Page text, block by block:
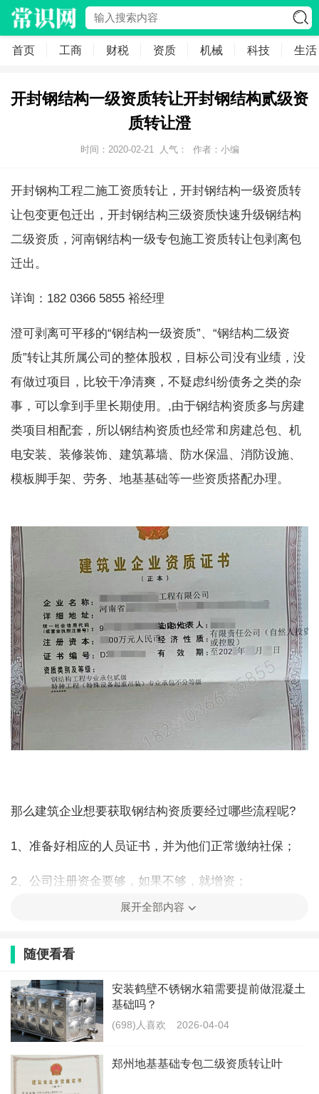
首页 工商 财税 资质 机械 科技 生活
开封钢结构一级资质转让开封钢结构贰级资
质转让澄
时间：2020-02-21 人气： 作者：小编
开封钢构工程二施工资质转让，开封钢结构一级资质转
让包变更包迁出，开封钢结构三级资质快速升级钢结构
二级资质，河南钢结构一级专包施工资质转让包剥离包
迁出。
详询：182 0366 5855 裕经理
澄可剥离可平移的“钢结构一级资质”、“钢结构二级资
质”转让其所属公司的整体股权，目标公司没有业绩，没
有做过项目，比较干净清爽，不疑虑纠纷债务之类的杂
事，可以拿到手里长期使用。,由于钢结构资质多与房建
类项目相配套，所以钢结构资质也经常和房建总包、机
电安装、装修装饰、建筑幕墙、防水保温、消防设施、
模板脚手架、劳务、地基基础等一些资质搭配办理。
那么建筑企业想要获取钢结构资质要经过哪些流程呢?
1、准备好相应的人员证书，并为他们正常缴纳社保；
2、公司注册资金要够，如果不够，就增资；
3、采购好相应的机械设备，有要采购凭票；
4、递交书面的申请材料。
带有钢结构施工资质的公司股权转让：
1、开封：房建三级、钢结构三级、地基基础三级、装修
装饰二级、幕墙二级、劳务，有安许证，包变更，可迁
展开全部内容
随便看看
安装鹤壁不锈钢水箱需要提前做混凝土
基础吗？
(698)人喜欢 2026-04-04
郑州地基基础专包二级资质转让叶